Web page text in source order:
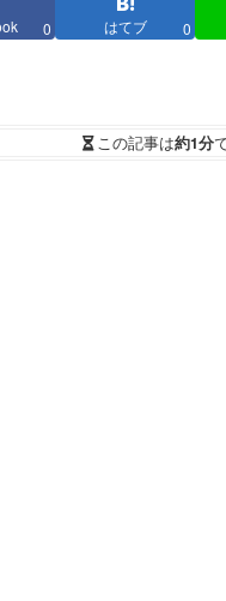
0 はてブ 0
この記事は約1分